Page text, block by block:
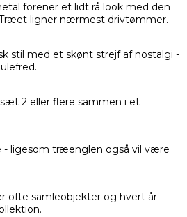
forener et lidt rå look med den
ligner nærmest drivtømmer.
stil med et skønt strejf af nostalgi -
2 eller flere sammen i et
- ligesom træenglen også vil være
ofte samleobjekter og hvert år